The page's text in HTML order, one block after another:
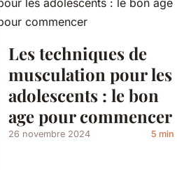
Les techniques de
musculation pour les
adolescents : le bon
age pour commencer
26 novembre 2024 5 min